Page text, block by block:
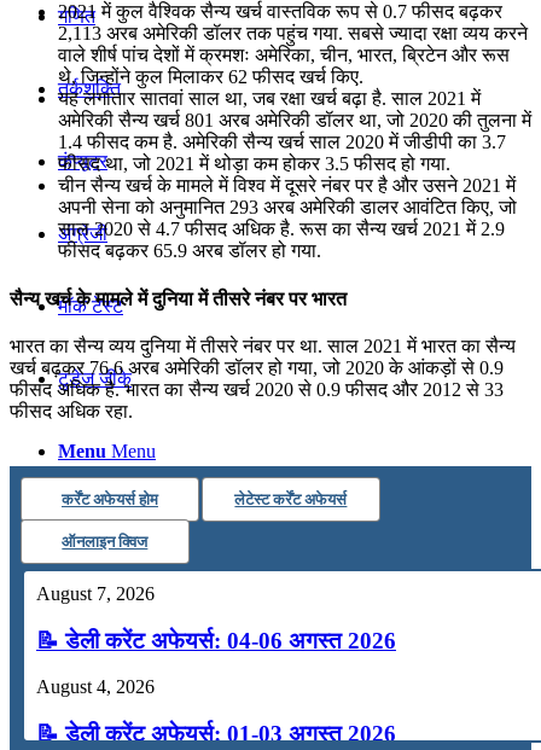
गणित
तर्कशक्ति
कंप्यूटर
अंग्रेजी
मॉक टेस्ट
टुडेज जीके
Menu Menu
2021 में कुल वैश्विक सैन्य खर्च वास्तविक रूप से 0.7 फीसद बढ़कर
2,113 अरब अमेरिकी डॉलर तक पहुंच गया. सबसे ज्यादा रक्षा व्यय करने
वाले शीर्ष पांच देशों में क्रमशः अमेरिका, चीन, भारत, ब्रिटेन और रूस
थे, जिन्होंने कुल मिलाकर 62 फीसद खर्च किए.
यह लगातार सातवां साल था, जब रक्षा खर्च बढ़ा है. साल 2021 में
अमेरिकी सैन्य खर्च 801 अरब अमेरिकी डॉलर था, जो 2020 की तुलना में
1.4 फीसद कम है. अमेरिकी सैन्य खर्च साल 2020 में जीडीपी का 3.7
फीसद था, जो 2021 में थोड़ा कम होकर 3.5 फीसद हो गया.
चीन सैन्य खर्च के मामले में विश्व में दूसरे नंबर पर है और उसने 2021 में
अपनी सेना को अनुमानित 293 अरब अमेरिकी डालर आवंटित किए, जो
साल 2020 से 4.7 फीसद अधिक है. रूस का सैन्य खर्च 2021 में 2.9
फीसद बढ़कर 65.9 अरब डॉलर हो गया.
सैन्य खर्च के मामले में दुनिया में तीसरे नंबर पर भारत
भारत का सैन्य व्यय दुनिया में तीसरे नंबर पर था. साल 2021 में भारत का सैन्य
खर्च बढ़कर 76.6 अरब अमेरिकी डॉलर हो गया, जो 2020 के आंकड़ों से 0.9
फीसद अधिक है. भारत का सैन्य खर्च 2020 से 0.9 फीसद और 2012 से 33
फीसद अधिक रहा.
कर्रेंट अफेयर्स होम लेटेस्ट कर्रेंट अफेयर्स
ऑनलाइन क्विज
August 7, 2026
📝 डेली करेंट अफेयर्स: 04-06 अगस्त 2026
August 4, 2026
📝 डेली करेंट अफेयर्स: 01-03 अगस्त 2026